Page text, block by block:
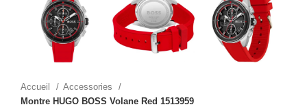
Accueil
Accessories
Montre HUGO BOSS Volane Red 1513959